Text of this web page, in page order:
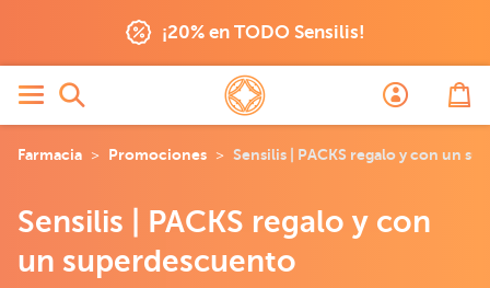
¡20% en TODO Sensilis!
Farmacia Promociones Sensilis | PACKS regalo y con un
Sensilis | PACKS regalo y con
un superdescuento